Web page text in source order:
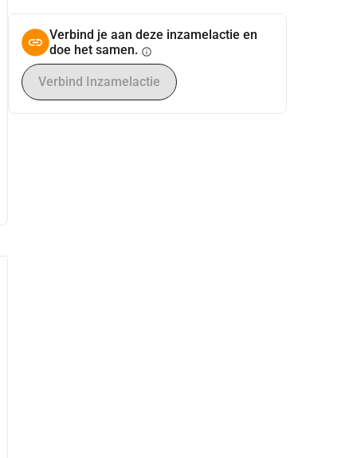
Verbind je aan deze inzamelactie en
doe het samen. info
Verbind Inzamelactie